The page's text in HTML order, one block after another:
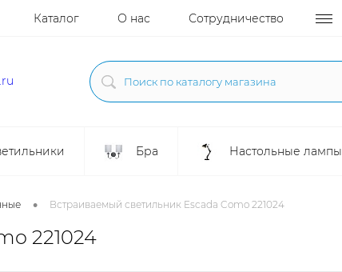
Каталог О нас Сотрудничество
Бра Настольные лампы
• Встраиваемый светильник Escada Como 221024
221024